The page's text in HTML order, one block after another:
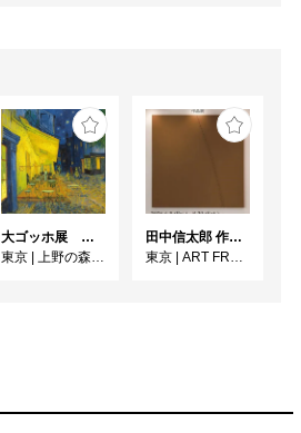
大ゴッホ展 夜のカフェテラス
東京
上野の森美術館
田中信太郎 作品展
東京
ART FRONT GALLERY